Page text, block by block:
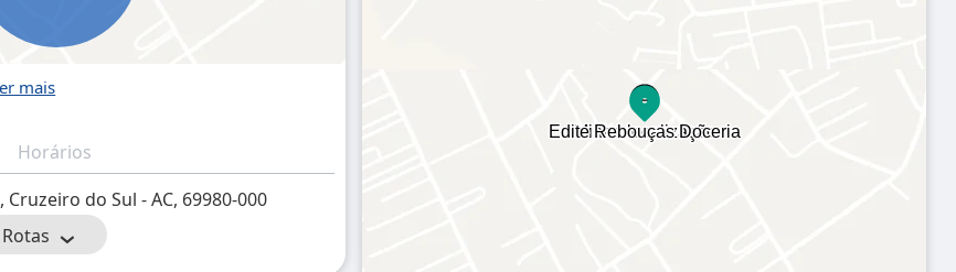
Horários
, Cruzeiro do Sul - AC, 69980-000
Rotas